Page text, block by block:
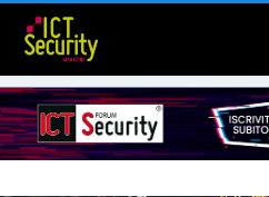
Salta
contenuto